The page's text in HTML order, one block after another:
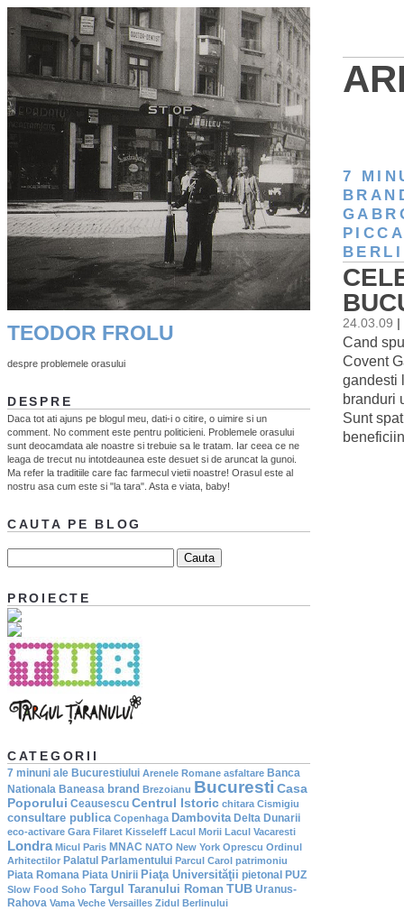
7
24.03.09
Cand
Covent
gandesti
branduri
Sunt
TEODOR FROLU
despre problemele orasului
DESPRE
Daca tot ati ajuns pe blogul meu, dati-i o citire, o uimire si un
comment. No comment este pentru politicieni. Problemele orasului
sunt deocamdata ale noastre si trebuie sa le tratam. Iar ceea ce ne
leaga de trecut nu intotdeaunea este desuet si de aruncat la gunoi.
Ma refer la traditiile care fac farmecul vietii noastre! Orasul este al
nostru asa cum este si "la tara". Asta e viata, baby!
CAUTA PE BLOG
PROIECTE
CATEGORII
7 minuni ale Bucurestiului Arenele Romane asfaltare Banca
Nationala Baneasa brand Brezoianu Bucuresti Casa
Poporului Ceausescu Centrul Istoric chitara Cismigiu
consultare publica Copenhaga Dambovita Delta Dunarii
eco-activare Gara Filaret Kisseleff Lacul Morii Lacul Vacaresti
Londra Micul Paris MNAC NATO New York Oprescu Ordinul
Arhitectilor Palatul Parlamentului Parcul Carol patrimoniu
Piata Romana Piata Unirii Piaţa Universităţii pietonal PUZ
Slow Food Soho Targul Taranului Roman TUB Uranus-
Rahova Vama Veche Versailles Zidul Berlinului